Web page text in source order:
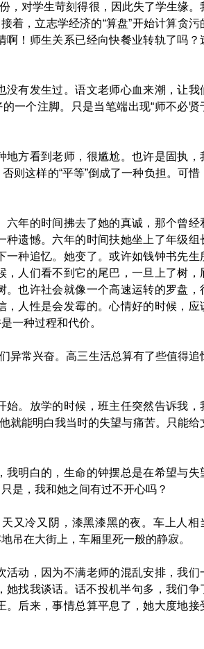
，对学生苛刻得很，因此失了学生缘。
着，立志学经济的“算盘”开始计算贪污
！师生关系已经向快餐业转轨了吗？
有发生过。语文老师心血来潮，让我
一个注脚。只是当笔端出现“师不必贤
方看到老师，很尴尬。也许是固执，
则这样的“平等”倒成了一种负担。可惜
年的时间拂去了她的真诚，那个曾经
遗憾。六年的时间扶她坐上了年级组
一种追忆。她变了。或许如钱钟书先生
，人们看不到它的尾巴，一旦上了树，
。也许社会就像一个高速运转的罗盘，
，人性是会发霉的。心情好的时候，应
一种过程和代价。
常兴奋。高三生活总算有了些值得追
。放学的时候，班主任突然告诉我，
就能明白我当时的失望与痛苦。只能给
明白的，生命的钟摆总是在希望与失
是，我和她之间有过不开心吗？
冷又阴，漆黑漆黑的夜。车上人相
吊在大街上，车厢里死一般的静寂。
动，因为不满老师的混乱安排，我们
找我谈话。话不投机半句多，我们争
。后来，事情总算平息了，她大度地接